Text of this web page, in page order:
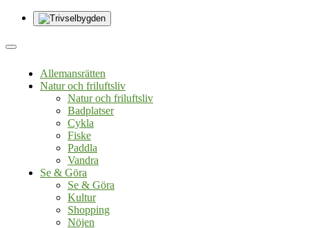
Allemansrätten
Natur och friluftsliv
Natur och friluftsliv
Badplatser
Cykla
Fiske
Paddla
Vandra
Se & Göra
Se & Göra
Kultur
Shopping
Nöjen